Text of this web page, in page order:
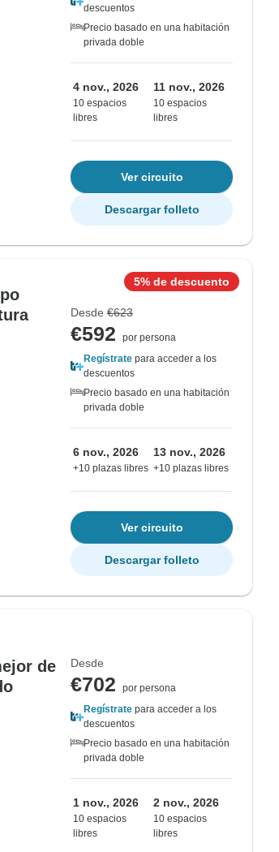
descuentos
Precio basado en una habitación
privada doble
4 nov., 2026
10 espacios
libres
11 nov., 2026
10 espacios
libres
Ver circuito
Descargar folleto
5% de descuento
Desde €623
€592
por persona
Regístrate para acceder a los
descuentos
Precio basado en una habitación
privada doble
6 nov., 2026
+10 plazas libres
13 nov., 2026
+10 plazas libres
Ver circuito
Descargar folleto
de
Desde
€702
por persona
Regístrate para acceder a los
descuentos
Precio basado en una habitación
privada doble
1 nov., 2026
10 espacios
libres
2 nov., 2026
10 espacios
libres